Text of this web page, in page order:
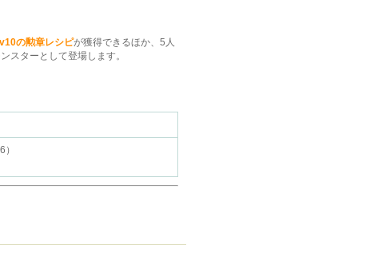
の勲章レシピが獲得できるほか、5人
スターとして登場します。